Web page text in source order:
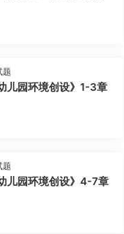
题
儿园环境创设》1-3章
题
儿园环境创设》4-7章